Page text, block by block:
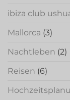
ibiza club
Mallorca (3)
Nachtleben (2)
Reisen (6)